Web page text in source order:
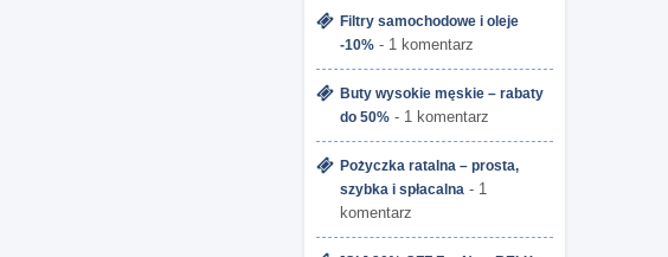
Filtry samochodowe i oleje
-10% - 1 komentarz
Buty wysokie męskie – rabaty
do 50% - 1 komentarz
Pożyczka ratalna – prosta,
szybka i spłacalna - 1
komentarz